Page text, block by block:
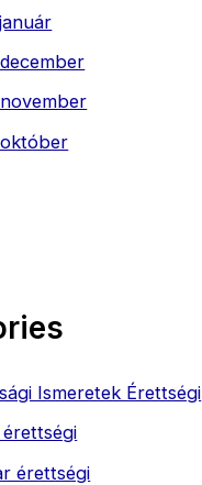
Ismeretek Érettségi
érettségi